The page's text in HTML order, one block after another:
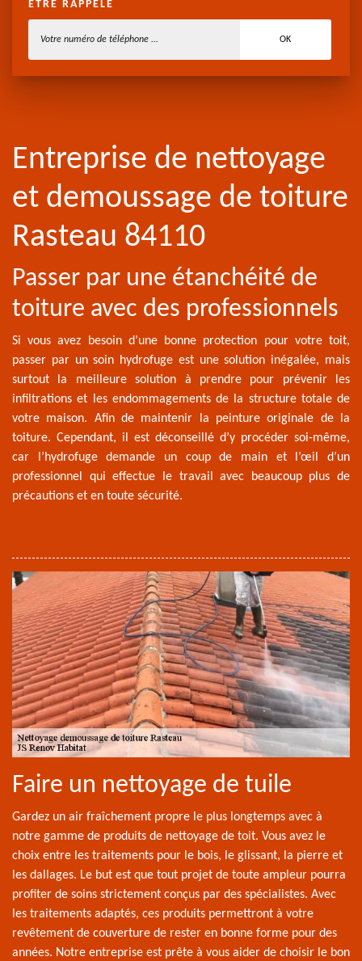
ÊTRE RAPPELÉ
Entreprise de nettoyage
et demoussage de toiture
Rasteau 84110
Passer par une étanchéité de
toiture avec des professionnels
Si vous avez besoin d’une bonne protection pour votre toit,
passer par un soin hydrofuge est une solution inégalée, mais
surtout la meilleure solution à prendre pour prévenir les
infiltrations et les endommagements de la structure totale de
votre maison. Afin de maintenir la peinture originale de la
toiture. Cependant, il est déconseillé d’y procéder soi-même,
car l’hydrofuge demande un coup de main et l’œil d’un
professionnel qui effectue le travail avec beaucoup plus de
précautions et en toute sécurité.
Faire un nettoyage de tuile
Gardez un air fraîchement propre le plus longtemps avec à
notre gamme de produits de nettoyage de toit. Vous avez le
choix entre les traitements pour le bois, le glissant, la pierre et
les dallages. Le but est que tout projet de toute ampleur pourra
profiter de soins strictement conçus par des spécialistes. Avec
les traitements adaptés, ces produits permettront à votre
revêtement de couverture de rester en bonne forme pour des
années. Notre entreprise est prête à vous aider de choisir le bon